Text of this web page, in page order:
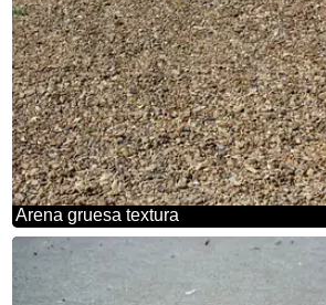
Arena gruesa textura